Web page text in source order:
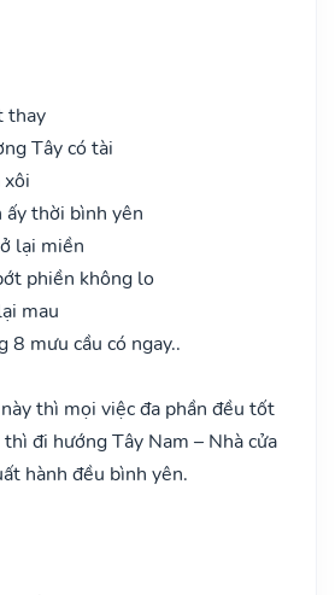
thay
Tây có tài
xôi
thời bình yên
lại miền
phiền không lo
mau
8 mưu cầu có ngay..
thì mọi việc đa phần đều tốt
đi hướng Tây Nam – Nhà cửa
hành đều bình yên.